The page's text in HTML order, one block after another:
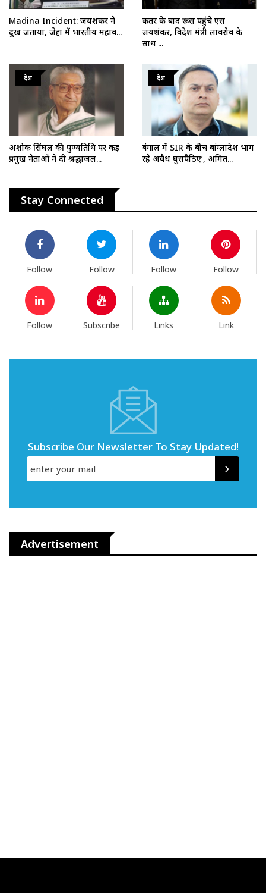
Madina Incident: जयशंकर ने
दुख जताया, जेद्दा में भारतीय महाव...
कतर के बाद रूस पहुंचे एस
जयशंकर, विदेश मंत्री लावरोव के
साथ ...
देश
अशोक सिंघल की पुण्यतिथि पर कई
प्रमुख नेताओं ने दी श्रद्धांजल...
देश
बंगाल में SIR के बीच बांग्लादेश भाग
रहे अवैध घुसपैठिए’, अमित...
Stay Connected
Follow Follow Follow Follow
Follow Subscribe Links Link
Subscribe Our Newsletter To Stay Updated!
Advertisement